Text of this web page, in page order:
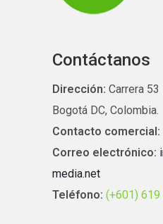
Contáctanos
Dirección: Carrera
Bogotá DC, Colombia.
Contacto comercial:
Correo electrónico:
media.net
Teléfono: (+601) 619